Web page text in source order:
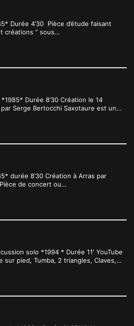
Durée 4’30 Pièce d’étude faisant
créations ” sous…
Durée 8’30 Création le 14
Serge Bertocchi Saxotaure est un…
durée 8’30 Création à Arras par
de concert ou…
solo *1994 * Durée 11′ YouTube
sur pied, Tumba, 2 triangles, Claves,…